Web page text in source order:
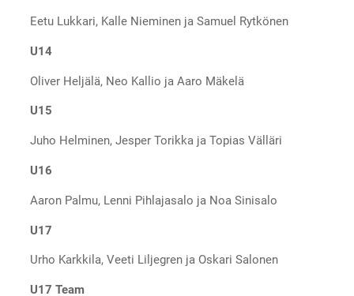
Eetu Lukkari, Kalle Nieminen ja Samuel Rytkönen
U14
Oliver Heljälä, Neo Kallio ja Aaro Mäkelä
U15
Juho Helminen, Jesper Torikka ja Topias Välläri
U16
Aaron Palmu, Lenni Pihlajasalo ja Noa Sinisalo
U17
Urho Karkkila, Veeti Liljegren ja Oskari Salonen
U17 Team